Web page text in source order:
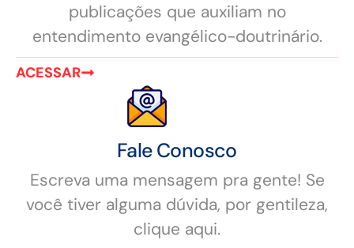
publicações que auxiliam no
entendimento evangélico-doutrinário.
ACESSAR
Fale Conosco
Escreva uma mensagem pra gente! Se
você tiver alguma dúvida, por gentileza,
clique aqui.